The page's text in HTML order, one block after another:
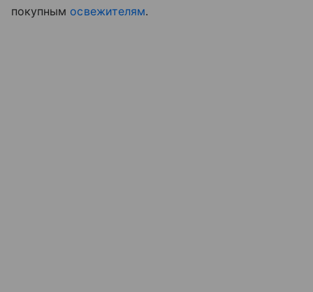
покупным освежителям.